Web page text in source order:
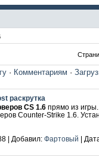
· Комментариям ·
раскрутка
CS 1.6 прямо из игры.
Counter-Strike 1.6.
| Добавил: Фартовый |